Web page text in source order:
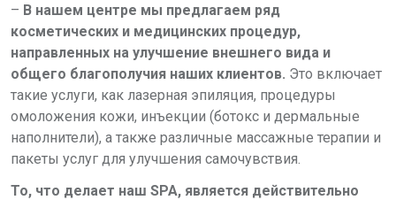
– В нашем центре мы предлагаем ряд
косметических и медицинских процедур,
направленных на улучшение внешнего вида и
общего благополучия наших клиентов. Это включает
такие услуги, как лазерная эпиляция, процедуры
омоложения кожи, инъекции (ботокс и дермальные
наполнители), а также различные массажные терапии и
пакеты услуг для улучшения самочувствия.
То, что делает наш SPA, является действительно